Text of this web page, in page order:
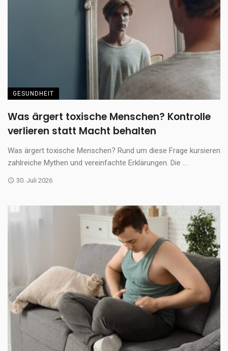
GESUNDHEIT
Was ärgert toxische Menschen? Kontrolle
verlieren statt Macht behalten
Was ärgert toxische Menschen? Rund um diese Frage kursieren
zahlreiche Mythen und vereinfachte Erklärungen. Die ...
30. Juli 2026